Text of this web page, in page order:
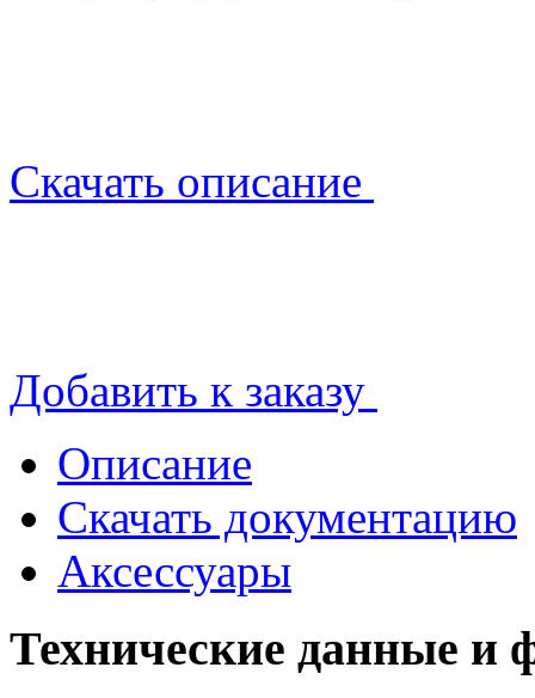
Скачать описание
Добавить к заказу
Описание
Скачать документацию
Аксессуары
Технические данные и